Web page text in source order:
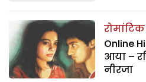
Online
आया –
नीरजा